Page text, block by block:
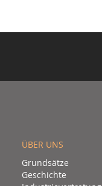
ÜBER UNS
Grundsätze
Geschichte